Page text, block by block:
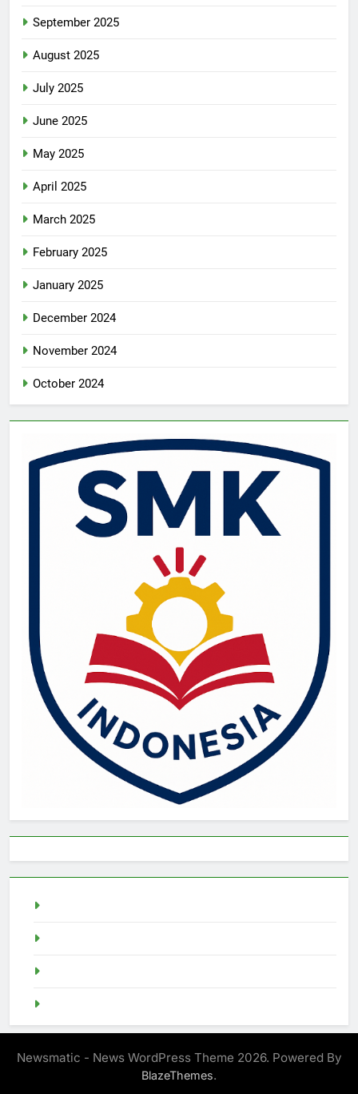
September 2025
August 2025
July 2025
June 2025
May 2025
April 2025
March 2025
February 2025
January 2025
December 2024
November 2024
October 2024
Newsmatic - News WordPress Theme 2026. Powered By
BlazeThemes.